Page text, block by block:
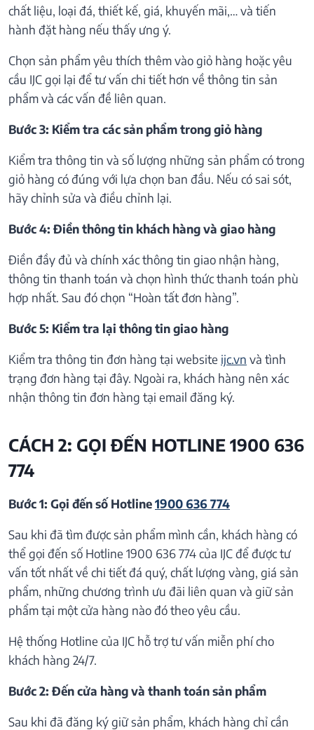
chất liệu, loại đá, thiết kế, giá, khuyến mãi,… và tiến
hành đặt hàng nếu thấy ưng ý.
Chọn sản phẩm yêu thích thêm vào giỏ hàng hoặc yêu
cầu IJC gọi lại để tư vấn chi tiết hơn về thông tin sản
phẩm và các vấn đề liên quan.
Bước 3: Kiểm tra các sản phẩm trong giỏ hàng
Kiểm tra thông tin và số lượng những sản phẩm có trong
giỏ hàng có đúng với lựa chọn ban đầu. Nếu có sai sót,
hãy chỉnh sửa và điều chỉnh lại.
Bước 4: Điền thông tin khách hàng và giao hàng
Điền đầy đủ và chính xác thông tin giao nhận hàng,
thông tin thanh toán và chọn hình thức thanh toán phù
hợp nhất. Sau đó chọn “Hoàn tất đơn hàng”.
Bước 5: Kiểm tra lại thông tin giao hàng
Kiểm tra thông tin đơn hàng tại website ijc.vn và tình
trạng đơn hàng tại đây. Ngoài ra, khách hàng nên xác
nhận thông tin đơn hàng tại email đăng ký.
CÁCH 2: GỌI ĐẾN HOTLINE 1900 636
774
Bước 1: Gọi đến số Hotline1900 636 774
Sau khi đã tìm được sản phẩm mình cần, khách hàng có
thể gọi đến số Hotline 1900 636 774 của IJC để được tư
vấn tốt nhất về chi tiết đá quý, chất lượng vàng, giá sản
phẩm, những chương trình ưu đãi liên quan và giữ sản
phẩm tại một cửa hàng nào đó theo yêu cầu.
Hệ thống Hotline của IJC hỗ trợ tư vấn miễn phí cho
khách hàng 24/7.
Bước 2: Đến cửa hàng và thanh toán sản phẩm
Sau khi đã đăng ký giữ sản phẩm, khách hàng chỉ cần